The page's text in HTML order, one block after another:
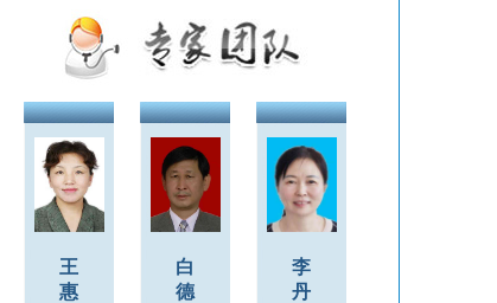
王
惠
白
德
李
丹